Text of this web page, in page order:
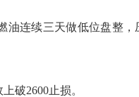
连续三天做低位盘整，
破2600止损。